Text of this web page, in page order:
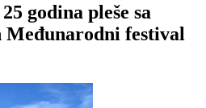
godina pleše sa
festival